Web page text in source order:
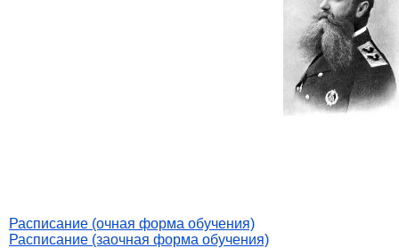
Расписание (очная форма обучения)
Расписание (заочная форма обучения)